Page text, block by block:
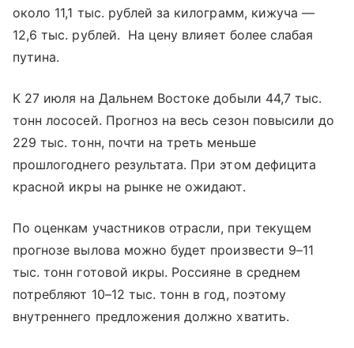
около 11,1 тыс. рублей за килограмм, кижуча —
12,6 тыс. рублей. На цену влияет более слабая
путина.
К 27 июля на Дальнем Востоке добыли 44,7 тыс.
тонн лососей. Прогноз на весь сезон повысили до
229 тыс. тонн, почти на треть меньше
прошлогоднего результата. При этом дефицита
красной икры на рынке не ожидают.
По оценкам участников отрасли, при текущем
прогнозе вылова можно будет произвести 9–11
тыс. тонн готовой икры. Россияне в среднем
потребляют 10–12 тыс. тонн в год, поэтому
внутреннего предложения должно хватить.